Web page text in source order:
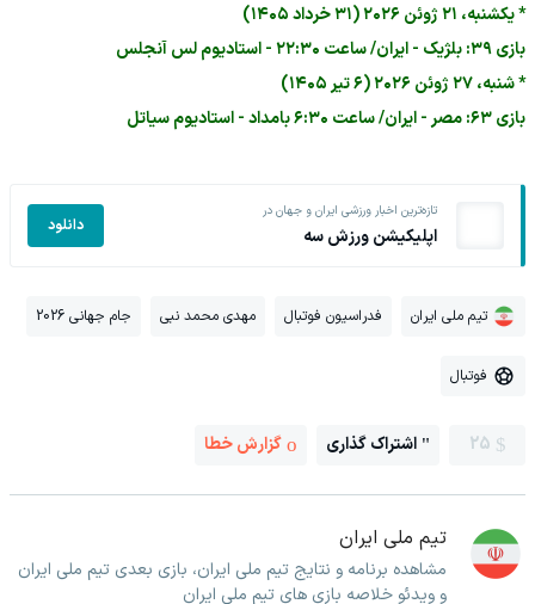
* یکشنبه، ۲۱ ژوئن ۲۰۲۶ (۳۱ خرداد ۱۴۰۵)
بازی ۳۹: بلژیک - ایران/ ساعت ۲۲:۳۰ - استادیوم لس آنجلس
* شنبه، ۲۷ ژوئن ۲۰۲۶ (۶ تیر ۱۴۰۵)
بازی ۶۳: مصر - ایران/ ساعت ۶:۳۰ بامداد - استادیوم سیاتل
تازه‌ترین اخبار ورزشی ایران و جهان در
اپلیکیشن ورزش سه دانلود
تیم ملی ایران فدراسیون فوتبال مهدی محمد نبی جام جهانی 2026
فوتبال
25 اشتراک گذاری گزارش خطا
تیم ملی ایران
مشاهده برنامه و نتایج تیم ملی ایران، بازی بعدی تیم ملی ایران
و ویدئو خلاصه بازی های تیم ملی ایران